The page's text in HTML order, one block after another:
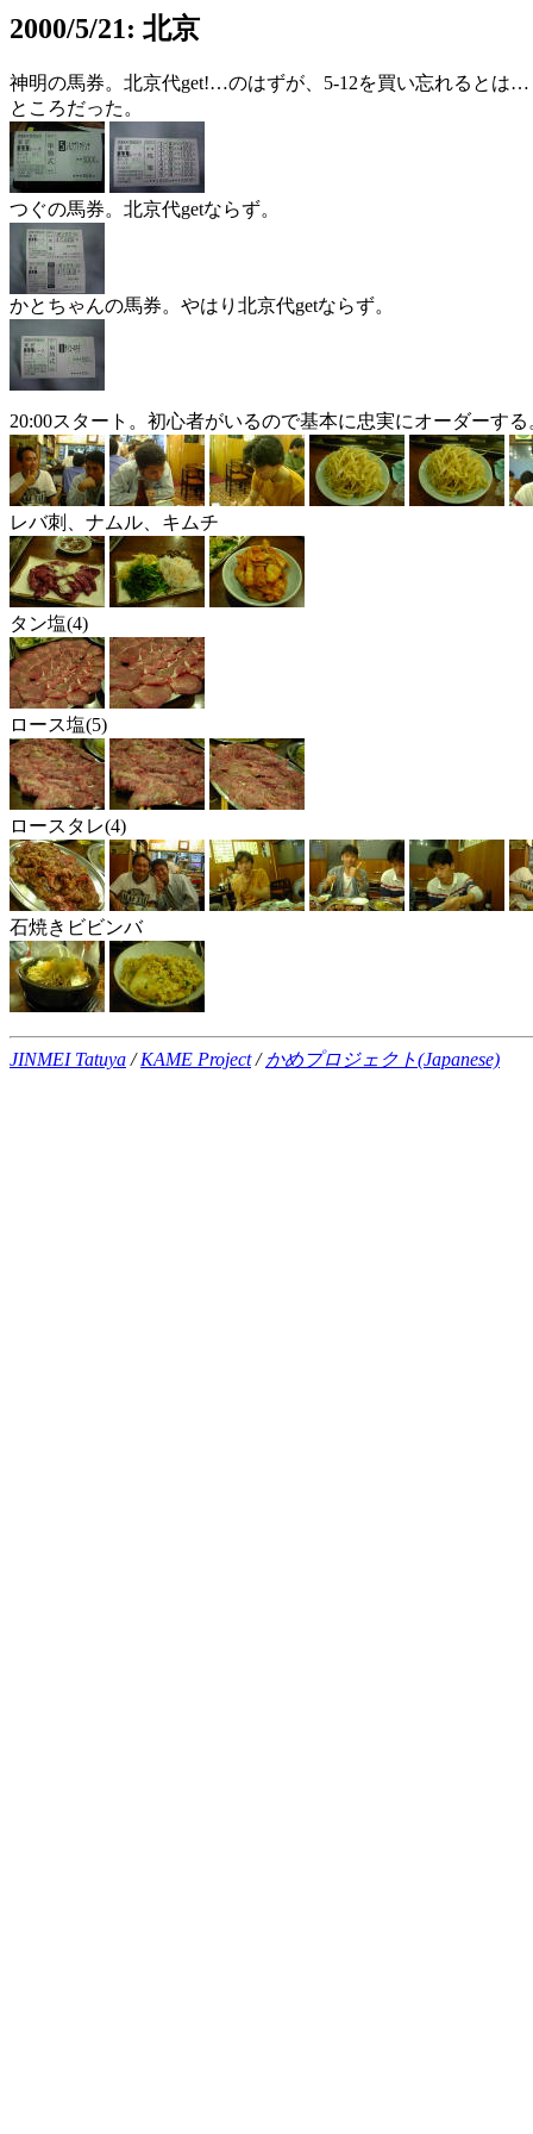
2000/5/21: 北京
神明の馬券。北京代get!…のはずが、5-12を買い忘れるとは
ところだった。
つぐの馬券。北京代getならず。
かとちゃんの馬券。やはり北京代getならず。
20:00スタート。初心者がいるので基本に忠実にオーダーする
レバ刺、ナムル、キムチ
タン塩(4)
ロース塩(5)
ロースタレ(4)
石焼きビビンバ
JINMEI Tatuya /KAME Project/ かめプロジェクト(Japanese)